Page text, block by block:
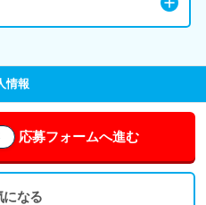
情報
応募フォームへ進む
になる